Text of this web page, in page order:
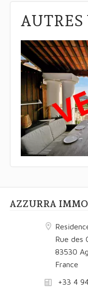
AZZURRA
Rue des
83530
France
+33 4